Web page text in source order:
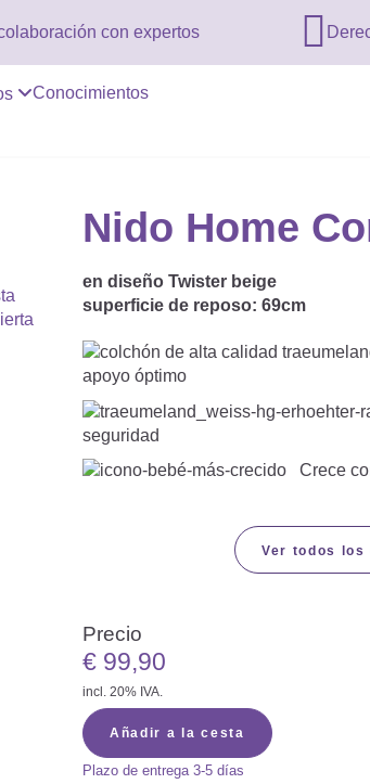
con expertos 
Conocimientos
Nido Home
en diseño Twister beige
superficie de reposo: 69cm
apoyo óptimo
seguridad
Crece
Ver todos
Precio
€ 99,90
incl. 20% IVA.
Añadir a la cesta
Plazo de entrega 3-5 días